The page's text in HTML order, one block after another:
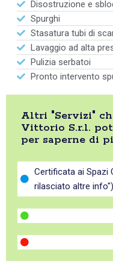
Disostruzione e
Spurghi
Stasatura tubi di
Lavaggio ad alta
Pulizia serbatoi
Pronto intervento
Altri "Servizi"
Vittorio S.r.l.
per saperne di
Certificata ai Spazi
rilasciato altre